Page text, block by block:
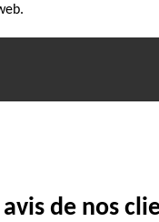
avis de nos